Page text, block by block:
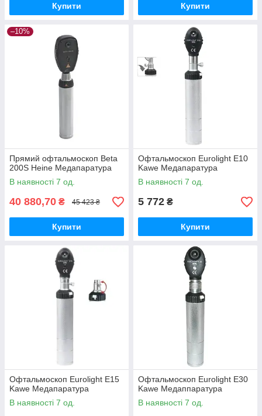
Купити Купити
–10%
Прямий офтальмоскоп Веtа
200S Heine Медапаратура
В наявності 7 од.
40 880,70 ₴ 45 423 ₴
Купити
Офтальмоскоп Eurolight E10
Kawe Медапаратура
В наявності 7 од.
5 772 ₴
Купити
Офтальмоскоп Eurolight E15
Kawe Медапаратура
В наявності 7 од.
Офтальмоскоп Eurolight E30
Kawe Медаппаратура
В наявності 7 од.